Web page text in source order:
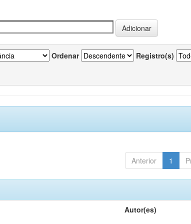
Ordenar Registro(s)
Anterior 1
Autor(es)